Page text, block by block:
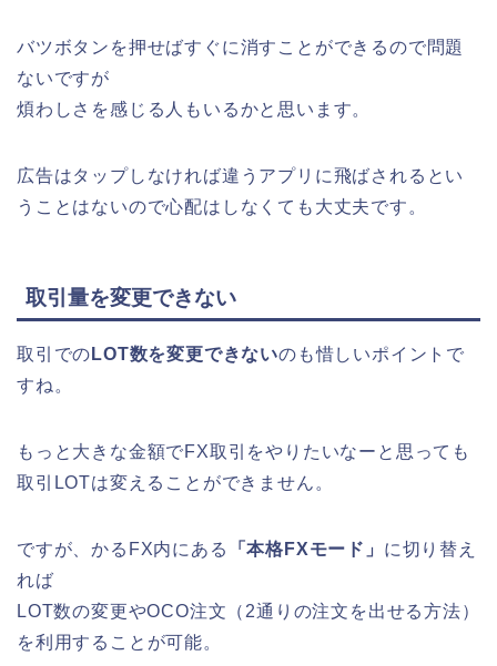
バツボタンを押せばすぐに消すことができるので問題
ないですが
煩わしさを感じる人もいるかと思います。
広告はタップしなければ違うアプリに飛ばされるとい
うことはないので心配はしなくても大丈夫です。
取引量を変更できない
取引での LOT数を変更できないのも惜しいポイントで
すね。
もっと大きな金額でFX取引をやりたいなーと思っても
取引LOTは変えることができません。
ですが、かるFX内にある 「本格FXモード」 に切り替え
れば
LOT数の変更やOCO注文（2通りの注文を出せる方法）
を利用することが可能。